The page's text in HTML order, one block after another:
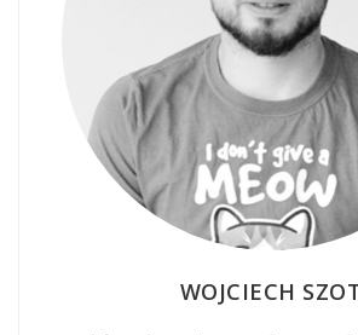
WOJCIECH